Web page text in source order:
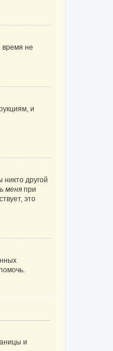
время не
и
другой
меня при
это
и